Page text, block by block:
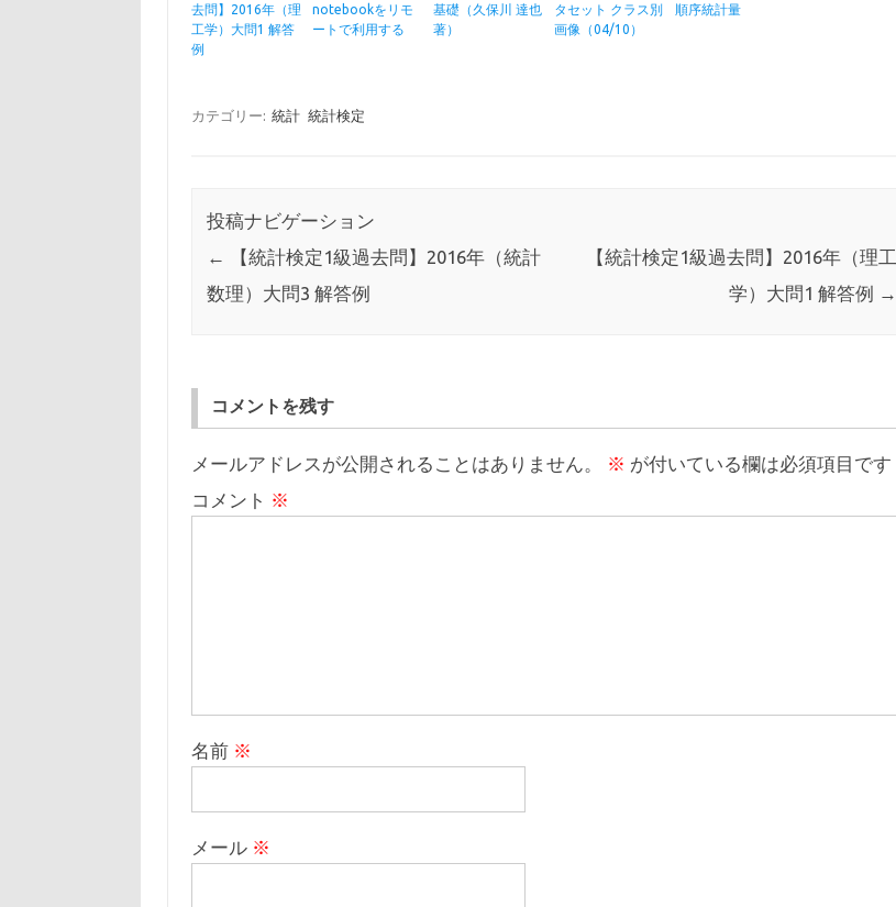
去問】2016年（理
工学）大問1 解答
例
notebookをリモ
ートで利用する
基礎（久保川 達也
著）
タセット クラス別
画像（04/10）
順序統計量
カテゴリー: 統計 統計検定
投稿ナビゲーション
←
【統計検定1級過去問】2016年（統計
数理）大問3 解答例
【統計検定1級過去問】2016年（理工
学）大問1 解答例
→
コメントを残す
メールアドレスが公開されることはありません。 ※ が付いている欄は必須項目です
コメント ※
名前 ※
メール ※